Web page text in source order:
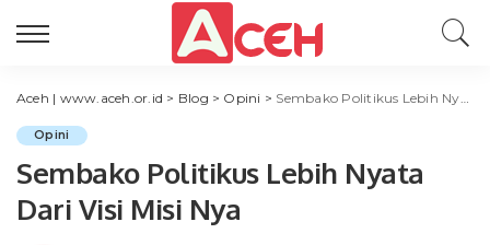
Aceh | www.aceh.or.id > Blog > Opini > Sembako Politikus Lebih Nyata Dari Visi Misi Nya
Opini
Sembako Politikus Lebih Nyata
Dari Visi Misi Nya